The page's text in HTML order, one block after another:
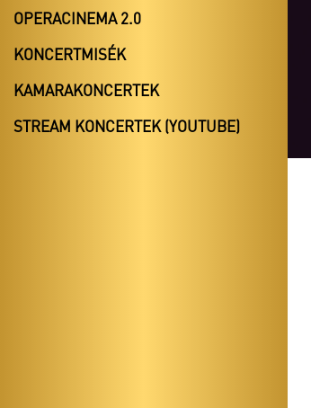
OPERACINEMA 2.0
KONCERTMISÉK
KAMARAKONCERTEK
STREAM KONCERTEK (YOUTUBE)